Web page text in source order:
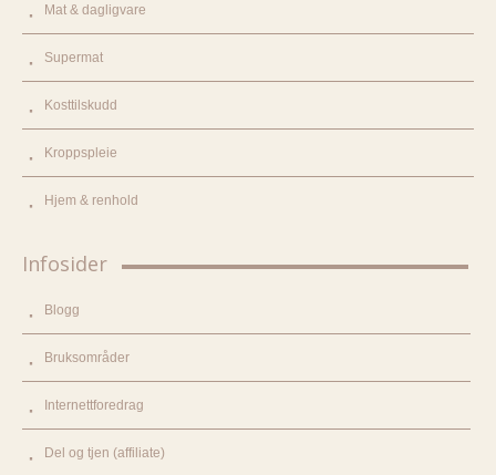
Mat & dagligvare
Supermat
Kosttilskudd
Kroppspleie
Hjem & renhold
Infosider
Blogg
Bruksområder
Internettforedrag
Del og tjen (affiliate)